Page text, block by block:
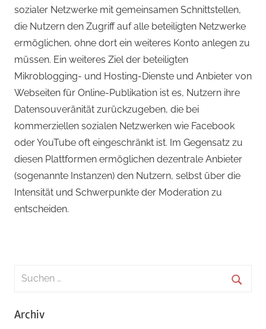
sozialer Netzwerke mit gemeinsamen Schnittstellen,
die Nutzern den Zugriff auf alle beteiligten Netzwerke
ermöglichen, ohne dort ein weiteres Konto anlegen zu
müssen. Ein weiteres Ziel der beteiligten
Mikroblogging- und Hosting-Dienste und Anbieter von
Webseiten für Online-Publikation ist es, Nutzern ihre
Datensouveränität zurückzugeben, die bei
kommerziellen sozialen Netzwerken wie Facebook
oder YouTube oft eingeschränkt ist. Im Gegensatz zu
diesen Plattformen ermöglichen dezentrale Anbieter
(sogenannte Instanzen) den Nutzern, selbst über die
Intensität und Schwerpunkte der Moderation zu
entscheiden.
Archiv